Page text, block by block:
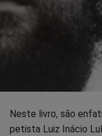
Neste livro, são
petista Luiz Inácio